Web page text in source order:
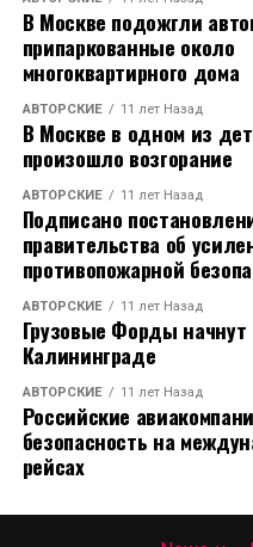
Боль может быть
заболевания, поэтому
обратиться к врачу,
обследование,
нужный курс лечения,
особенностям вашего
решить проблему «здесь
самый простой и
обезболивающие
известные анальгетики
седальгин и многие
препарата следует
синдром, мы можем
повышенное давление,
побочные эффекты.
нестероидных
повышают артериальное
В Москве подожгли
припаркованные около
многоквартирного дома
АВТОРСКИЕ 11 лет Назад
В Москве в одном из
произошло возгорание
АВТОРСКИЕ 11 лет Назад
Подписано
правительства об
противопожарной
АВТОРСКИЕ 11 лет Назад
Грузовые Форды начнут
Калининграде
АВТОРСКИЕ 11 лет Назад
Российские
безопасность на
рейсах